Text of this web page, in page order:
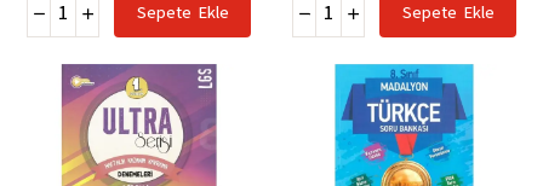
Sepete Ekle Sepete Ekle